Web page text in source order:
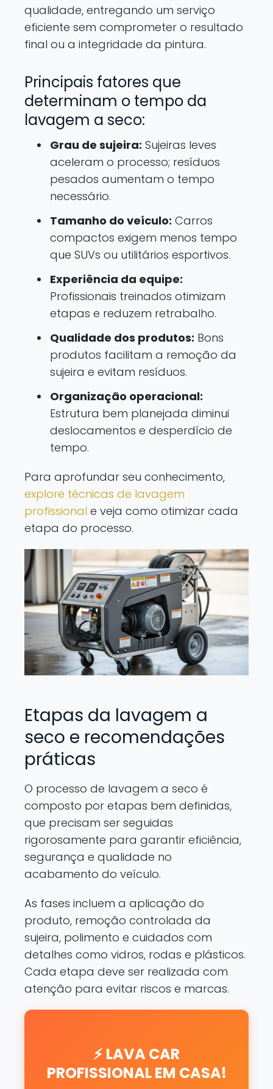
qualidade, entregando um serviço
eficiente sem comprometer o resultado
final ou a integridade da pintura.
Principais fatores que
determinam o tempo da
lavagem a seco:
Grau de sujeira: Sujeiras leves
aceleram o processo; resíduos
pesados aumentam o tempo
necessário.
Tamanho do veículo: Carros
compactos exigem menos tempo
que SUVs ou utilitários esportivos.
Experiência da equipe:
Profissionais treinados otimizam
etapas e reduzem retrabalho.
Qualidade dos produtos: Bons
produtos facilitam a remoção da
sujeira e evitam resíduos.
Organização operacional:
Estrutura bem planejada diminui
deslocamentos e desperdício de
tempo.
Para aprofundar seu conhecimento,
explore técnicas de lavagem
profissional e veja como otimizar cada
etapa do processo.
Etapas da lavagem a
seco e recomendações
práticas
O processo de lavagem a seco é
composto por etapas bem definidas,
que precisam ser seguidas
rigorosamente para garantir eficiência,
segurança e qualidade no
acabamento do veículo.
As fases incluem a aplicação do
produto, remoção controlada da
sujeira, polimento e cuidados com
detalhes como vidros, rodas e plásticos.
Cada etapa deve ser realizada com
atenção para evitar riscos e marcas.
⚡ LAVA CAR
PROFISSIONAL EM CASA!